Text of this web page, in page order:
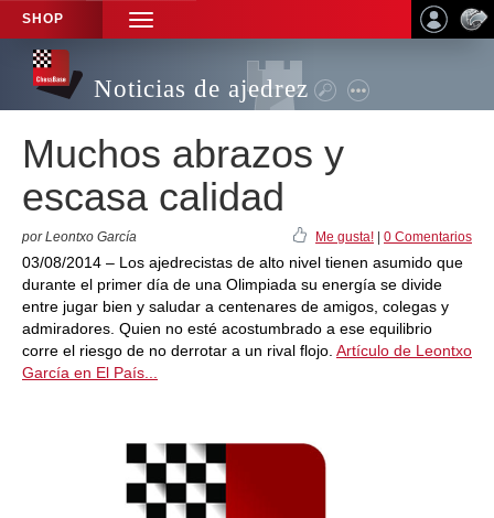
SHOP
TOGGLE
NAVIGATION
Noticias de ajedrez
Muchos abrazos y
escasa calidad
por Leontxo García Me gusta! 0 Comentarios
03/08/2014 – Los ajedrecistas de alto nivel tienen asumido que
durante el primer día de una Olimpiada su energía se divide
entre jugar bien y saludar a centenares de amigos, colegas y
admiradores. Quien no esté acostumbrado a ese equilibrio
corre el riesgo de no derrotar a un rival flojo. Artículo de Leontxo
García en El País...